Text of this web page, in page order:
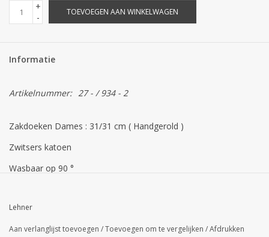
Jacht en Zeilboten ,
handdoeken
Huis en nacht kledij (
+
-
TOEVOEGEN AAN WINKELWAGEN
Informatie
Artikelnummer: 27 - / 934 - 2
Zakdoeken Dames : 31/31 cm ( Handgerold )
Zwitsers katoen
Wasbaar op 90 °
Lehner
Aan verlanglijst toevoegen /Toevoegen om te vergelijken /Afdrukken